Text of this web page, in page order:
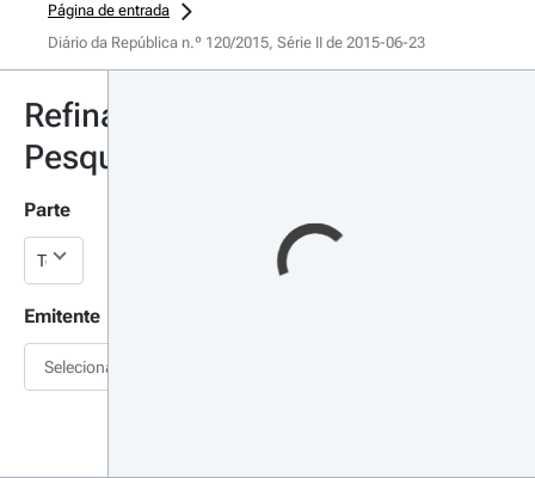
Página de entrada
Diário da República n.º 120/2015, Série II de 2015-06-23
Refinar
Pesquisa
Parte
Emitente
Selecionar